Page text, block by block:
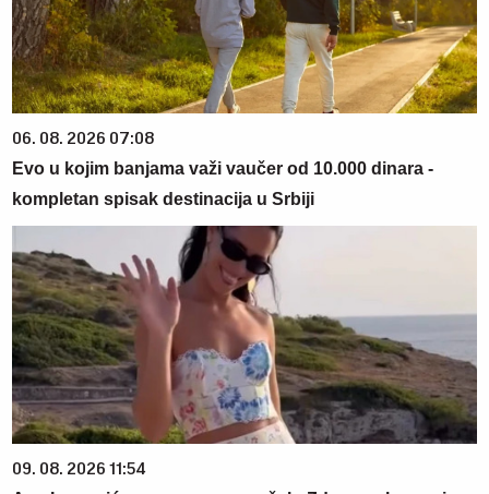
06. 08. 2026 07:08
Evo u kojim banjama važi vaučer od 10.000 dinara -
kompletan spisak destinacija u Srbiji
09. 08. 2026 11:54